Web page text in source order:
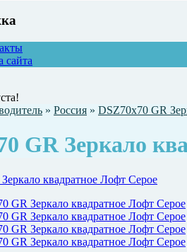
сайта
» Россия » DSZ70х70 GR
GR Зеркало